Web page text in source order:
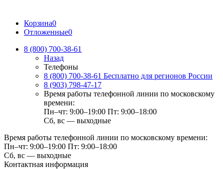
Корзина0
Отложенные0
8 (800) 700-38-61
Назад
Телефоны
8 (800) 700-38-61 Бесплатно для регионов России
8 (903) 798-47-17
Время работы телефонной линии по московскому
времени:
Пн–чт: 9:00–19:00 Пт: 9:00–18:00
Сб, вс — выходные
Время работы телефонной линии по московскому времени:
Пн–чт: 9:00–19:00 Пт: 9:00–18:00
Сб, вс — выходные
Контактная информация